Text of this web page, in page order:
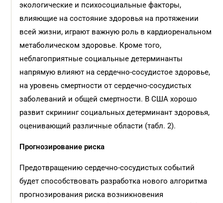
экологические и психосоциальные факторы,
влияющие на состояние здоровья на протяжении
всей жизни, играют важную роль в кардиоренальном
метаболическом здоровье. Кроме того,
неблагоприятные социальные детерминанты
напрямую влияют на сердечно-сосудистое здоровье,
на уровень смертности от сердечно-сосудистых
заболеваний и общей смертности. В США хорошо
развит скрининг социальных детерминант здоровья,
оценивающий различные области (табл. 2).
Прогнозирование риска
Предотвращению сердечно-сосудистых событий
будет способствовать разработка нового алгоритма
прогнозирования риска возникновения